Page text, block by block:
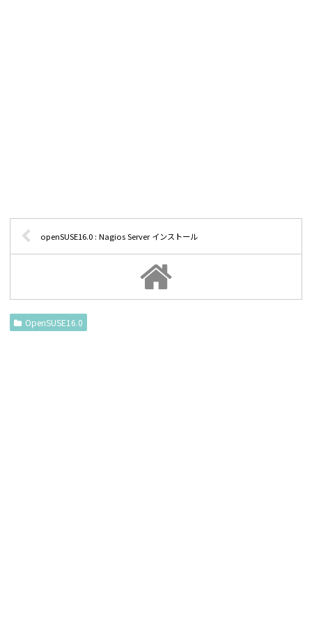
openSUSE16.0 : Nagios Server インストール
OpenSUSE16.0